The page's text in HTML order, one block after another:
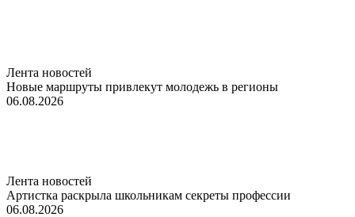
Лента новостей
Новые маршруты привлекут молодежь в регионы
06.08.2026
Лента новостей
Артистка раскрыла школьникам секреты профессии
06.08.2026